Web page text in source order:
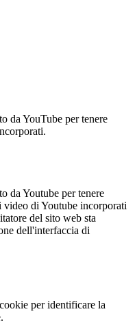
da YouTube per tenere
da Youtube per tenere
video di Youtube incorporati
del sito web sta
dell'interfaccia di
per identificare la